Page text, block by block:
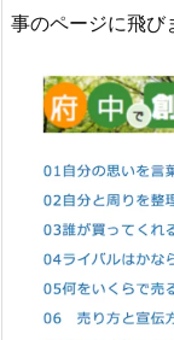
事のページに飛び